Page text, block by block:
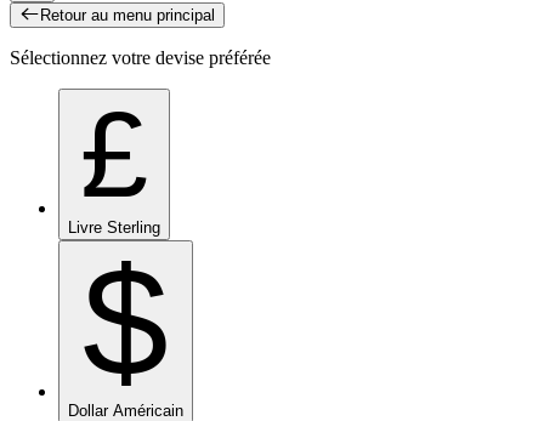
Retour au menu principal
Sélectionnez votre devise préférée
£
Livre Sterling
$
Dollar Américain